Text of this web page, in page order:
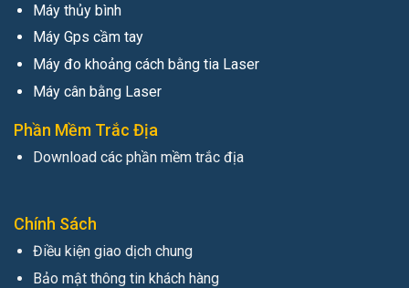
Máy thủy bình
Máy Gps cầm tay
Máy đo khoảng cách bằng tia Laser
Máy cân bằng Laser
Phần Mềm Trắc Địa
Download các phần mềm trắc địa
Chính Sách
Điều kiện giao dịch chung
Bảo mật thông tin khách hàng